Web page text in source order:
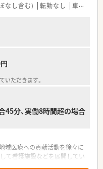
なし含む) 転勤なし 車通勤可
いただきます。
分、実働8時間超の場合
域医療への貢献活動を徐々に
て看護施設などを展開してい